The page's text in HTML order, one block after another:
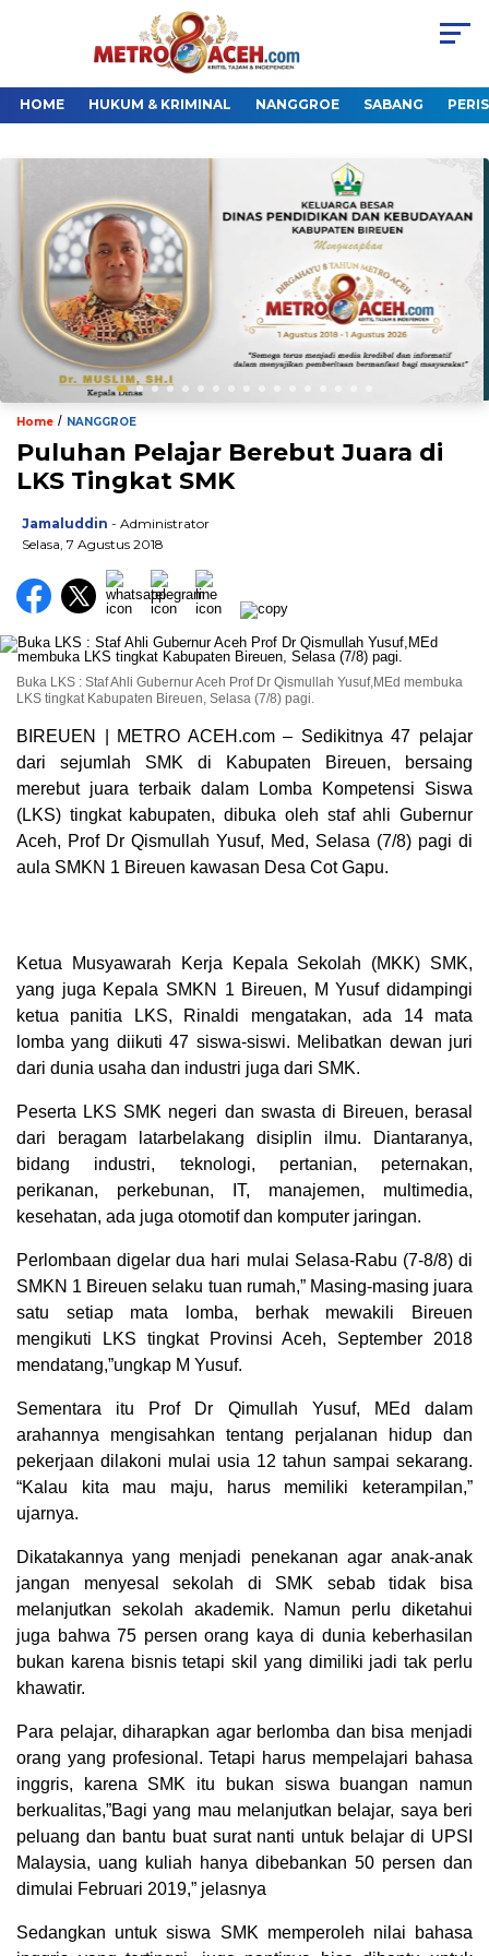
HOME HUKUM & KRIMINAL NANGGROE SABANG
Home / NANGGROE
Puluhan Pelajar Berebut Juara di
LKS Tingkat SMK
Jamaluddin - Administrator
Selasa, 7 Agustus 2018
Buka LKS : Staf Ahli Gubernur Aceh Prof Dr Qismullah Yusuf,MEd membuka
LKS tingkat Kabupaten Bireuen, Selasa (7/8) pagi.
BIREUEN | METRO ACEH.com – Sedikitnya 47 pelajar
dari sejumlah SMK di Kabupaten Bireuen, bersaing
merebut juara terbaik dalam Lomba Kompetensi Siswa
(LKS) tingkat kabupaten, dibuka oleh staf ahli Gubernur
Aceh, Prof Dr Qismullah Yusuf, Med, Selasa (7/8) pagi di
aula SMKN 1 Bireuen kawasan Desa Cot Gapu.
Ketua Musyawarah Kerja Kepala Sekolah (MKK) SMK,
yang juga Kepala SMKN 1 Bireuen, M Yusuf didampingi
ketua panitia LKS, Rinaldi mengatakan, ada 14 mata
lomba yang diikuti 47 siswa-siswi. Melibatkan dewan juri
dari dunia usaha dan industri juga dari SMK.
Peserta LKS SMK negeri dan swasta di Bireuen, berasal
dari beragam latarbelakang disiplin ilmu. Diantaranya,
bidang industri, teknologi, pertanian, peternakan,
perikanan, perkebunan, IT, manajemen, multimedia,
kesehatan, ada juga otomotif dan komputer jaringan.
Perlombaan digelar dua hari mulai Selasa-Rabu (7-8/8) di
SMKN 1 Bireuen selaku tuan rumah,” Masing-masing juara
satu setiap mata lomba, berhak mewakili Bireuen
mengikuti LKS tingkat Provinsi Aceh, September 2018
mendatang,”ungkap M Yusuf.
Sementara itu Prof Dr Qimullah Yusuf, MEd dalam
arahannya mengisahkan tentang perjalanan hidup dan
pekerjaan dilakoni mulai usia 12 tahun sampai sekarang.
“Kalau kita mau maju, harus memiliki keterampilan,”
ujarnya.
Dikatakannya yang menjadi penekanan agar anak-anak
jangan menyesal sekolah di SMK sebab tidak bisa
melanjutkan sekolah akademik. Namun perlu diketahui
juga bahwa 75 persen orang kaya di dunia keberhasilan
bukan karena bisnis tetapi skil yang dimiliki jadi tak perlu
khawatir.
Para pelajar, diharapkan agar berlomba dan bisa menjadi
orang yang profesional. Tetapi harus mempelajari bahasa
inggris, karena SMK itu bukan siswa buangan namun
berkualitas,”Bagi yang mau melanjutkan belajar, saya beri
peluang dan bantu buat surat nanti untuk belajar di UPSI
Malaysia, uang kuliah hanya dibebankan 50 persen dan
dimulai Februari 2019,” jelasnya
Sedangkan untuk siswa SMK memperoleh nilai bahasa